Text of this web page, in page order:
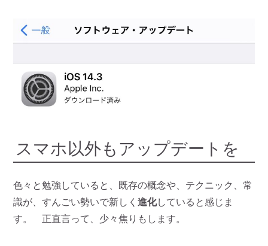
スマホ以外もアップデートを
色々と勉強していると、既存の概念や、テクニック、常
識が、すんごい勢いで新しく進化していると感じま
す。 正直言って、少々焦りもします。